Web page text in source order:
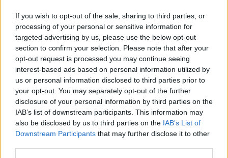
If you wish to opt-out of the sale, sharing to third parties, or
processing of your personal or sensitive information for
targeted advertising by us, please use the below opt-out
section to confirm your selection. Please note that after your
opt-out request is processed you may continue seeing
interest-based ads based on personal information utilized by
us or personal information disclosed to third parties prior to
your opt-out. You may separately opt-out of the further
disclosure of your personal information by third parties on the
IAB’s list of downstream participants. This information may
also be disclosed by us to third parties on the IAB’s List of
Downstream Participants that may further disclose it to other
Mēnešu skaits:
4 mēneši /36.00 Eur
17 izdevumi / 2.12 Eur par izdevumu *
*Visas cenas portālā ManiZurnali.lv norādītas € ar PVN.
Žurnālu izdevumu skaits var atšķirties, kā to nosaka Lietošanas
noteikumi